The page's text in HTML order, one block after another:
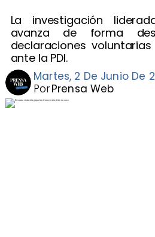
La investigación
avanza de forma
declaraciones
ante la PDI.
Martes, 2 De Junio De
Prensa Web
Por